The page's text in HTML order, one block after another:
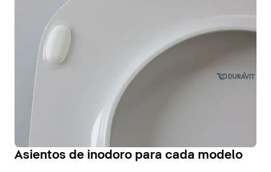
Asientos de inodoro para cada modelo